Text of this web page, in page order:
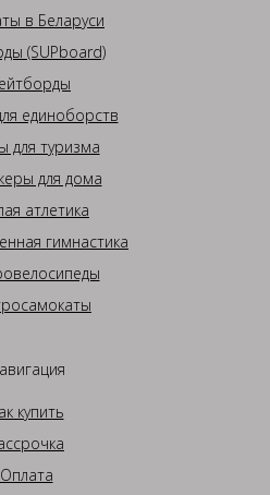
в Беларуси
(SUPboard)
единоборств
для туризма
для дома
атлетика
гимнастика
купить
Оплата